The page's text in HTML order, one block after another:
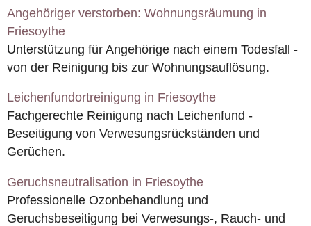
Angehöriger verstorben: Wohnungsräumung in
Friesoythe
Unterstützung für Angehörige nach einem Todesfall -
von der Reinigung bis zur Wohnungsauflösung.
Leichenfundortreinigung in Friesoythe
Fachgerechte Reinigung nach Leichenfund -
Beseitigung von Verwesungsrückständen und
Gerüchen.
Geruchsneutralisation in Friesoythe
Professionelle Ozonbehandlung und
Geruchsbeseitigung bei Verwesungs-, Rauch- und